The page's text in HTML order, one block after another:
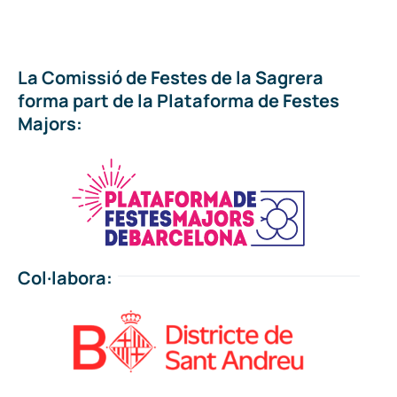
La Comissió de Festes de la Sagrera
forma part de la Plataforma de Festes
Majors:
Col·labora: